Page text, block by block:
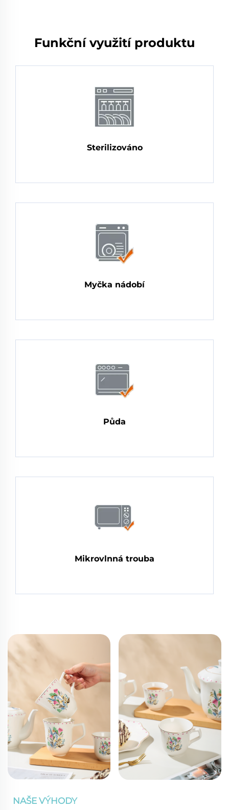
Funkční využití produktu
Sterilizováno
Myčka nádobí
Půda
Mikrovlnná trouba
NAŠE VÝHODY